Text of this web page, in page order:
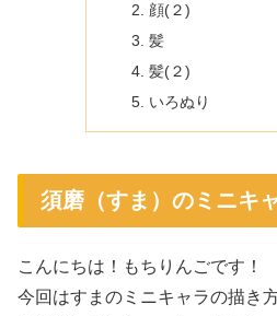
顔(２)
髪
髪(２)
いろぬり
須磨（すま）のミニキ
こんにちは！もちりんごです！
今回はすまのミニキャラの描き